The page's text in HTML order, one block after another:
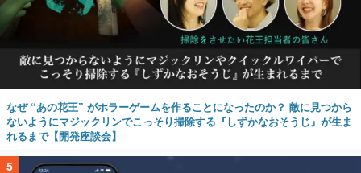
なぜ “あの花王” がホラーゲームを作ることになったのか？ 敵に見つから
ないようにマジックリンでこっそり掃除する『しずかなおそうじ』が生ま
れるまで【開発座談会】
5